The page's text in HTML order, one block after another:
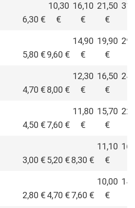
6,30 €
10,30
€
16,10
€
21,50
€
5,80 €9,60 €
14,90
€
19,90
€
4,70 €8,00 €
12,30
€
16,50
€
4,50 €7,60 €
11,80
€
15,70
€
3,00 €5,20 €8,30 €
11,10
€
2,80 €4,70 €7,60 €
10,00
€